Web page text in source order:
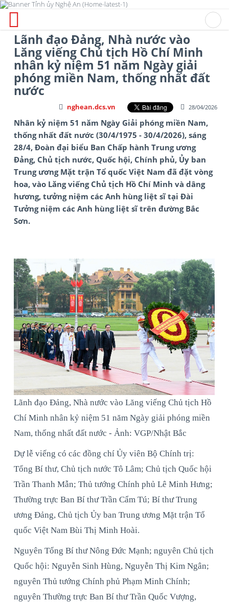
Lãnh đạo Đảng, Nhà nước vào
Lăng viếng Chủ tịch Hồ Chí Minh
nhân kỷ niệm 51 năm Ngày giải
phóng miền Nam, thống nhất đất
nước
28/04/2026
nghean.dcs.vn
Nhân kỷ niệm 51 năm Ngày Giải phóng miền Nam,
thống nhất đất nước (30/4/1975 - 30/4/2026), sáng
28/4, Đoàn đại biểu Ban Chấp hành Trung ương
Đảng, Chủ tịch nước, Quốc hội, Chính phủ, Ủy ban
Trung ương Mặt trận Tổ quốc Việt Nam đã đặt vòng
hoa, vào Lăng viếng Chủ tịch Hồ Chí Minh và dâng
hương, tưởng niệm các Anh hùng liệt sĩ tại Đài
Tưởng niệm các Anh hùng liệt sĩ trên đường Bắc
Sơn.
Lãnh đạo Đảng, Nhà nước vào Lăng viếng Chủ tịch Hồ
Chí Minh nhân kỷ niệm 51 năm Ngày giải phóng miền
Nam, thống nhất đất nước - Ảnh: VGP/Nhật Bắc
Dự lễ viếng có các đồng chí Ủy viên Bộ Chính trị:
Tổng Bí thư, Chủ tịch nước Tô Lâm; Chủ tịch Quốc hội
Trần Thanh Mẫn; Thủ tướng Chính phủ Lê Minh Hưng;
Thường trực Ban Bí thư Trần Cẩm Tú; Bí thư Trung
ương Đảng, Chủ tịch Ủy ban Trung ương Mặt trận Tổ
quốc Việt Nam Bùi Thị Minh Hoài.
Nguyên Tổng Bí thư Nông Đức Mạnh; nguyên Chủ tịch
Quốc hội: Nguyễn Sinh Hùng, Nguyễn Thị Kim Ngân;
nguyên Thủ tướng Chính phủ Phạm Minh Chính;
nguyên Thường trực Ban Bí thư Trần Quốc Vượng,